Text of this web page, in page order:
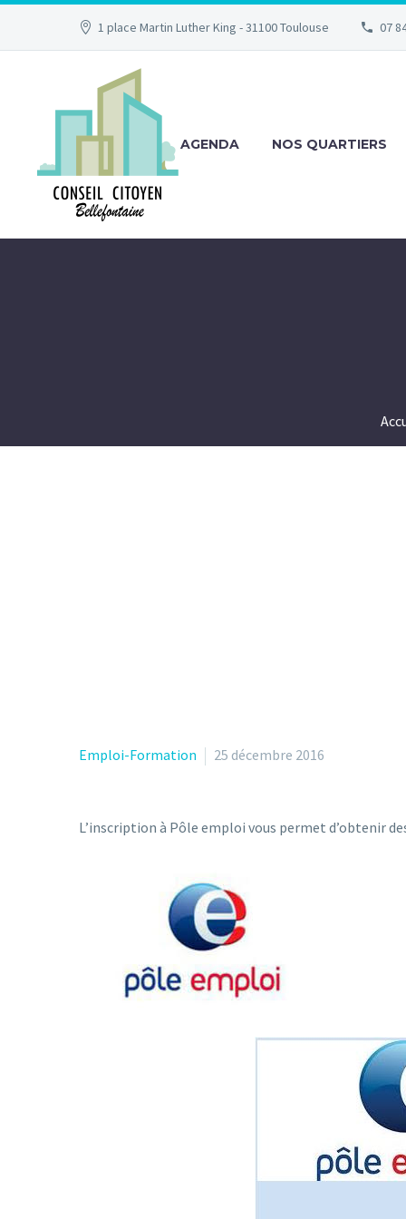
1 place Martin Luther King - 31100 Toulouse 07
AGENDA NOS QUARTIERS
Emploi-Formation 25 décembre 2016
L’inscription à Pôle emploi vous permet d’obtenir